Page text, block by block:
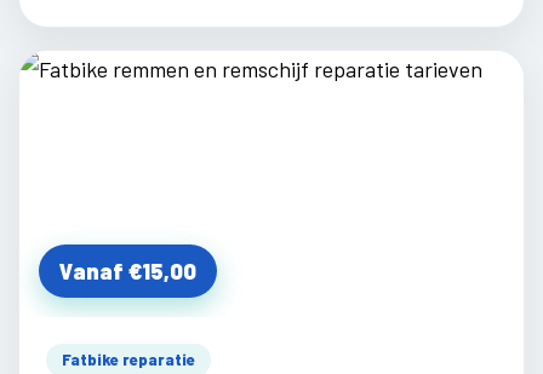
Vanaf €15,00
Fatbike reparatie